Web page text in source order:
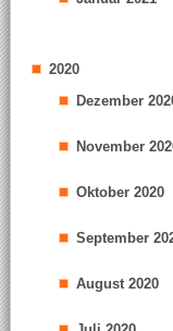
2020
Dezember
November
Oktober 2020
September
August 2020